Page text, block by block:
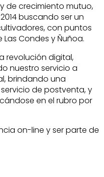
de crecimiento mutuo,
buscando ser un
con puntos
Condes y Ñuñoa.
revolución digital,
nuestro servicio a
brindando una
de postventa, y
en el rubro por
on-line y ser parte de